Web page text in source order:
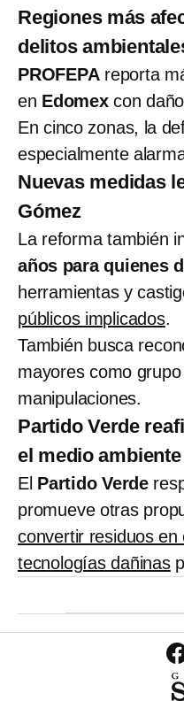
Regiones más
delitos
PROFEPAreporta
en Edomexcon
En cinco zonas, la
especialmente
Nuevas medidas
Gómez
La reforma también
años para quienes
herramientas y
públicos implicados.
También busca
mayores como
manipulaciones.
Partido Verde
el medio ambiente
El Partido Verde
promueve otras
convertir residuos
tecnologías dañinas